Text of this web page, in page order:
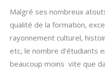
Malgré ses nombreux
qualité de la formation,
rayonnement culturel,
etc, le nombre d’étudiants
beaucoup moins vite que